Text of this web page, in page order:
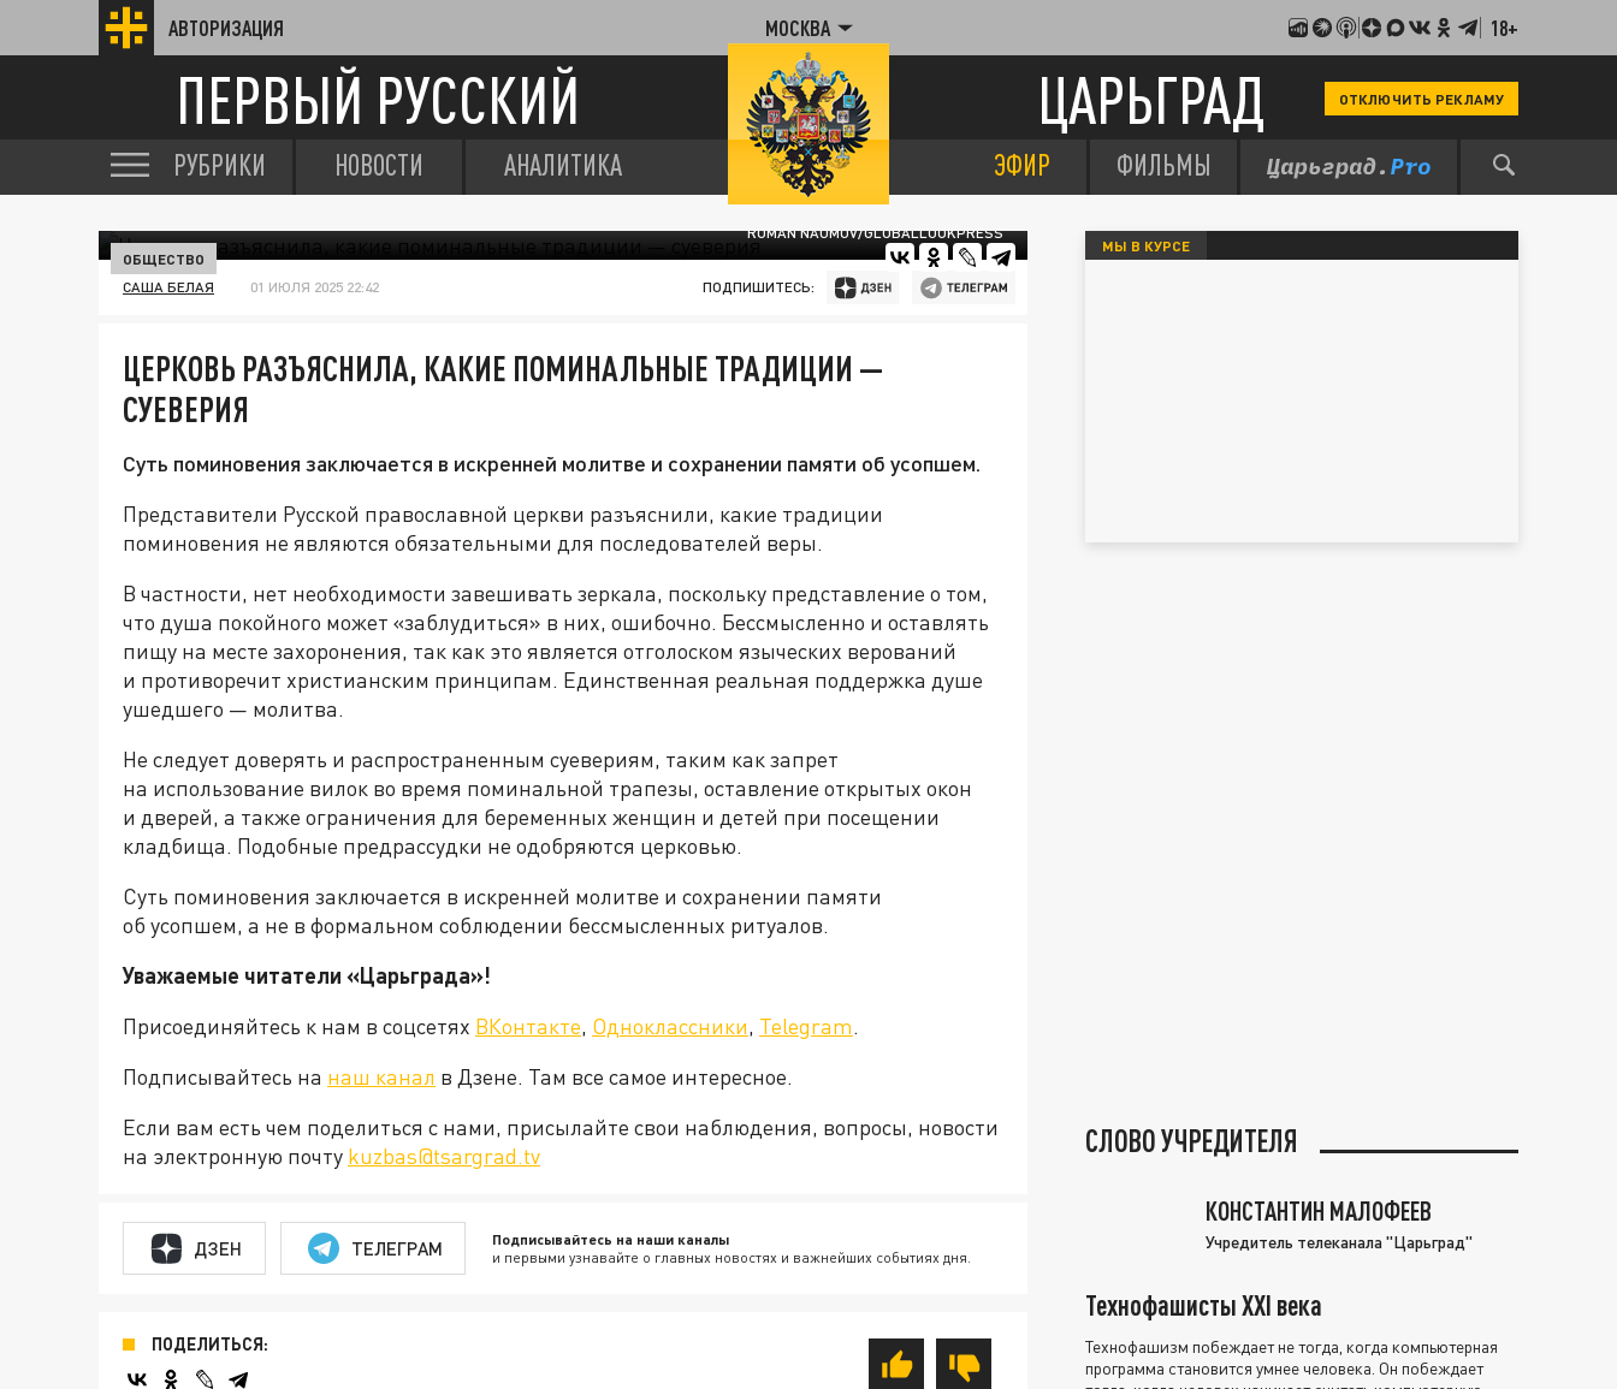
АВТОРИЗАЦИЯ МОСКВА 18+
ПЕРВЫЙ РУССКИЙ ЦАРЬГРАД ОТКЛЮЧИТЬ РЕКЛАМУ
РУБРИКИ НОВОСТИ АНАЛИТИКА ЭФИР ФИЛЬМЫ
ROMAN NAUMOV/GLOBALLOOKPRESS
ОБЩЕСТВО
САША БЕЛАЯ 01 ИЮЛЯ 2025 22:42 ПОДПИШИТЕСЬ:
ЦЕРКОВЬ РАЗЪЯСНИЛА, КАКИЕ ПОМИНАЛЬНЫЕ ТРАДИЦИИ —
СУЕВЕРИЯ
Суть поминовения заключается в искренней молитве и сохранении памяти об усопшем.
Представители Русской православной церкви разъяснили, какие традиции
поминовения не являются обязательными для последователей веры.
В частности, нет необходимости завешивать зеркала, поскольку представление о том,
что душа покойного может «заблудиться» в них, ошибочно. Бессмысленно и оставлять
пищу на месте захоронения, так как это является отголоском языческих верований
и противоречит христианским принципам. Единственная реальная поддержка душе
ушедшего — молитва.
Не следует доверять и распространенным суевериям, таким как запрет
на использование вилок во время поминальной трапезы, оставление открытых окон
и дверей, а также ограничения для беременных женщин и детей при посещении
кладбища. Подобные предрассудки не одобряются церковью.
Суть поминовения заключается в искренней молитве и сохранении памяти
об усопшем, а не в формальном соблюдении бессмысленных ритуалов.
Уважаемые читатели «Царьграда»!
Присоединяйтесь к нам в соцсетях ВКонтакте, Одноклассники, Telegram.
Подписывайтесь на наш канал в Дзене. Там все самое интересное.
Если вам есть чем поделиться с нами, присылайте свои наблюдения, вопросы, новости
на электронную почту kuzbas@tsargrad.tv
ДЗЕН ТЕЛЕГРАМ Подписывайтесь на наши каналы
и первыми узнавайте о главных новостях и важнейших событиях дня.
ПОДЕЛИТЬСЯ:
МЫ В КУРСЕ
СЛОВО УЧРЕДИТЕЛЯ
КОНСТАНТИН МАЛОФЕЕВ
Учредитель телеканала "Царьград"
Технофашисты XXI века
Технофашизм побеждает не тогда, когда компьютерная
программа становится умнее человека. Он побеждает